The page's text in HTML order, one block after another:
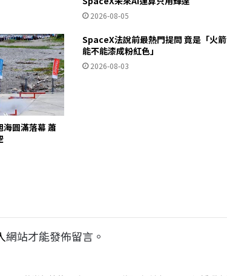
2026-08-05
海圓滿落幕 蕭
SpaceX法說前最熱門提問 竟是「火箭
能不能漆成粉紅色」
2026-08-03
網站才能發佈留言。